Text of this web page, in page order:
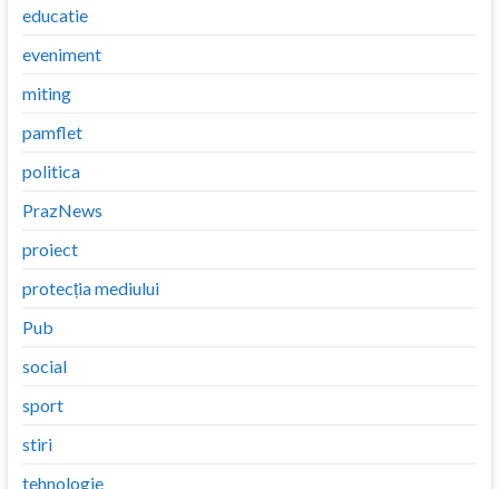
educatie
eveniment
miting
pamflet
politica
PrazNews
proiect
protecția mediului
Pub
social
sport
stiri
tehnologie